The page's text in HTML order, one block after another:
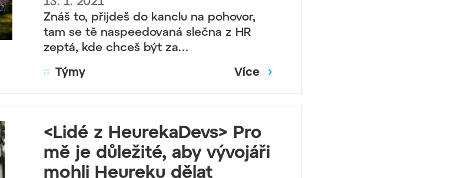
Znáš to, přijdeš do kanclu na pohovor,
tam se tě naspeedovaná slečna z HR
zeptá, kde chceš být za…
Týmy
Více
<Lidé z HeurekaDevs> Pro
mě je důležité, aby vývojáři
mohli Heureku dělat